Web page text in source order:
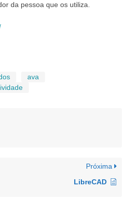
da pessoa que os utiliza.
ava
Próxima
LibreCAD